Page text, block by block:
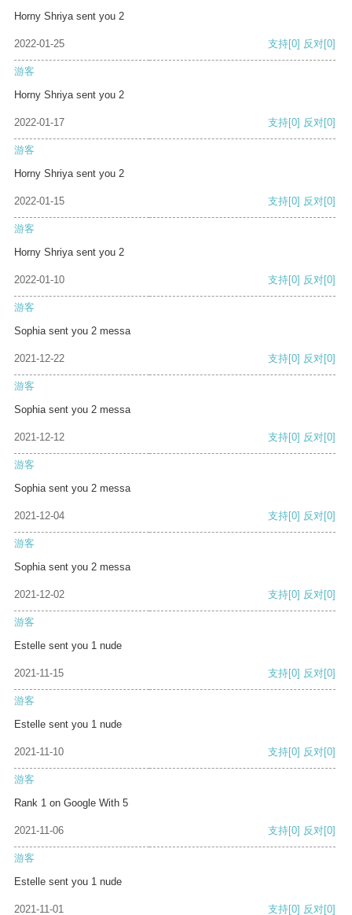
Horny Shriya sent you 2
2022-01-25 支持[0] 反对[0]
游客
Horny Shriya sent you 2
2022-01-17 支持[0] 反对[0]
游客
Horny Shriya sent you 2
2022-01-15 支持[0] 反对[0]
游客
Horny Shriya sent you 2
2022-01-10 支持[0] 反对[0]
游客
Sophia sent you 2 messa
2021-12-22 支持[0] 反对[0]
游客
Sophia sent you 2 messa
2021-12-12 支持[0] 反对[0]
游客
Sophia sent you 2 messa
2021-12-04 支持[0] 反对[0]
游客
Sophia sent you 2 messa
2021-12-02 支持[0] 反对[0]
游客
Estelle sent you 1 nude
2021-11-15 支持[0] 反对[0]
游客
Estelle sent you 1 nude
2021-11-10 支持[0] 反对[0]
游客
Rank 1 on Google With 5
2021-11-06 支持[0] 反对[0]
游客
Estelle sent you 1 nude
2021-11-01 支持[0] 反对[0]